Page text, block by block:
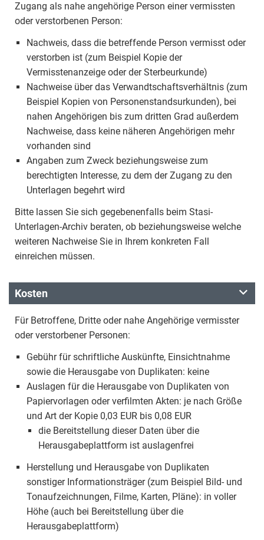
Zugang als nahe angehörige Person einer vermissten
oder verstorbenen Person:
Nachweis, dass die betreffende Person vermisst oder
verstorben ist (zum Beispiel Kopie der
Vermisstenanzeige oder der Sterbeurkunde)
Nachweise über das Verwandtschaftsverhältnis (zum
Beispiel Kopien von Personenstandsurkunden), bei
nahen Angehörigen bis zum dritten Grad außerdem
Nachweise, dass keine näheren Angehörigen mehr
vorhanden sind
Angaben zum Zweck beziehungsweise zum
berechtigten Interesse, zu dem der Zugang zu den
Unterlagen begehrt wird
Bitte lassen Sie sich gegebenenfalls beim Stasi-
Unterlagen-Archiv beraten, ob beziehungsweise welche
weiteren Nachweise Sie in Ihrem konkreten Fall
einreichen müssen.
Kosten
Für Betroffene, Dritte oder nahe Angehörige vermisster
oder verstorbener Personen:
Gebühr für schriftliche Auskünfte, Einsichtnahme
sowie die Herausgabe von Duplikaten: keine
Auslagen für die Herausgabe von Duplikaten von
Papiervorlagen oder verfilmten Akten: je nach Größe
und Art der Kopie 0,03 EUR bis 0,08 EUR
die Bereitstellung dieser Daten über die
Herausgabeplattform ist auslagenfrei
Herstellung und Herausgabe von Duplikaten
sonstiger Informationsträger (zum Beispiel Bild- und
Tonaufzeichnungen, Filme, Karten, Pläne): in voller
Höhe (auch bei Bereitstellung über die
Herausgabeplattform)